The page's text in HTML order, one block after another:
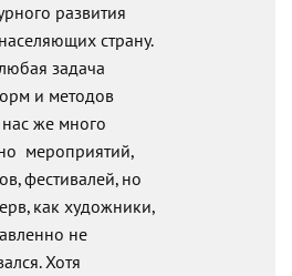
развития
страну.
задача
и методов
же много
мероприятий,
фестивалей, но
как художники,
не
Хотя